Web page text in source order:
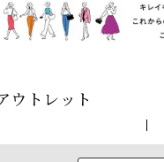
ウトレット